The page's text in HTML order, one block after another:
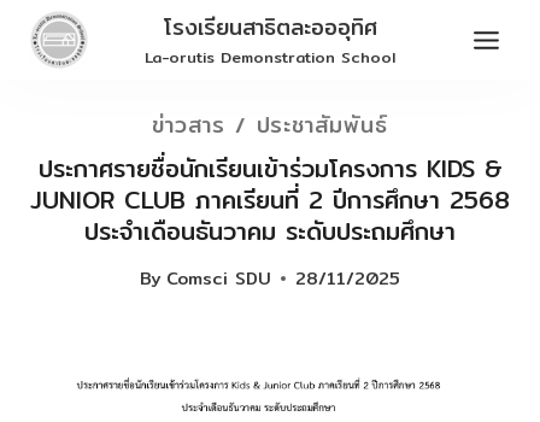
Skip
โรงเรียนสาธิตละอออุทิศ
La-orutis Demonstration School
ข่าวสาร / ประชาสัมพันธ์
ประกาศรายชื่อนักเรียนเข้าร่วมโครงการ KIDS &
JUNIOR CLUB ภาคเรียนที่ 2 ปีการศึกษา 2568
ประจำเดือนธันวาคม ระดับประถมศึกษา
By Comsci SDU 28/11/2025